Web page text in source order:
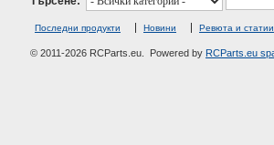
Последни продукти Новини Ревюта и статии
© 2011-2026 RCParts.eu. Powered by RCParts.eu